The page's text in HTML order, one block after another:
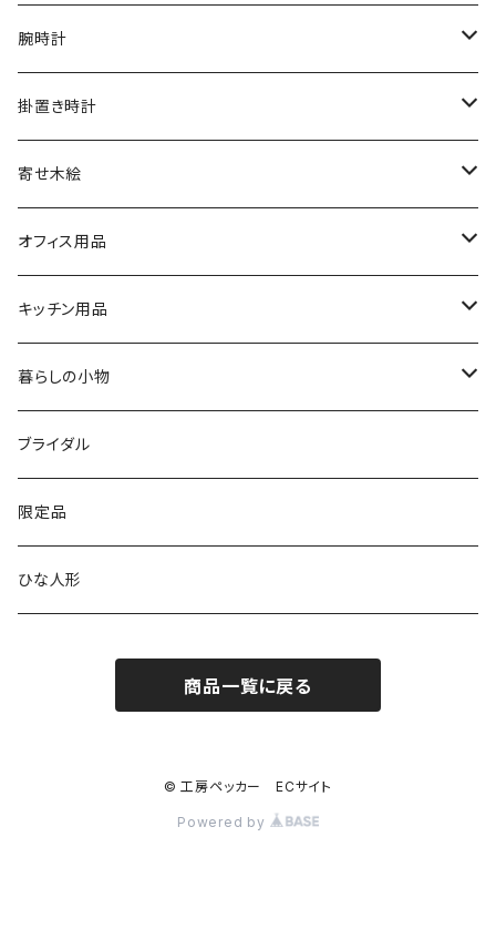
腕時計
文字盤シングルタイプ
シルバーリングタイプ
シルバーリングタイプ
シルバーリングプレミアム
文字盤ツートンタイプ
寄木タイプ
プレミアムタイプ
腕時計用ディスプレイ
掛置き時計
ふくろう時計
振り子時計
丸型・耳付き振り子時計
切り株振り子時計
掛置時計
MARU時計
寄せ木絵
ふくろう
風景
思い出
オフィス用品
USBメモリー
銘木シリーズ
アートシリーズ
ICカードケース
シンプル
窓付き
IDカードケース
窓付き
名刺サイズ
クリップボード
キッチン用品
カッティングボード
暮らしの小物
スイッチプレート
標準
ワイド
表札
ペーパーホルダー
ナンバープレートキーホルダー
ブライダル
限定品
ひな人形
商品一覧に戻る
© 工房ペッカー ECサイト
Powered by